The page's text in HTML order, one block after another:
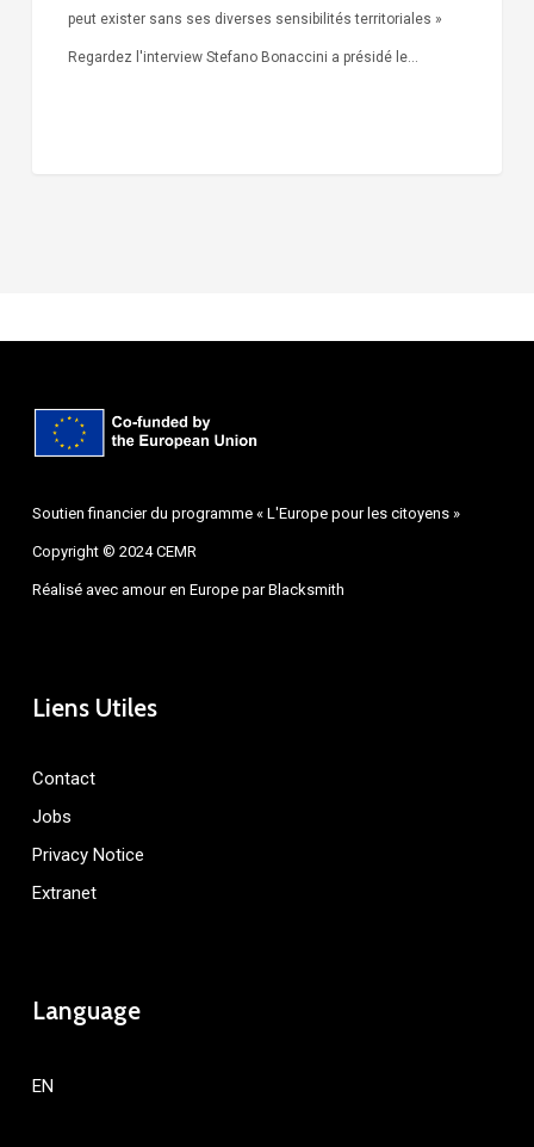
peut exister sans ses diverses sensibilités territoriales »
Regardez l'interview Stefano Bonaccini a présidé le…
Soutien financier du programme « L'Europe pour les citoyens »
Copyright © 2024 CEMR
Réalisé avec amour en Europe parBlacksmith
Liens Utiles
Contact
Jobs
Privacy Notice
Extranet
Language
EN